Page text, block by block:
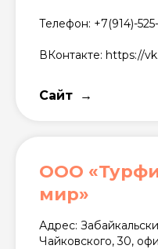
Телефон: +7(914)-
ВКонтакте: https://
Сайт
ООО
мир»
Адрес:
Чайковского, 30,